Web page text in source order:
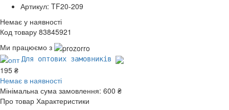
Артикул: TF20-209
Немає у наявності
Код товару 83845921
Ми працюємо з
Для оптових замовників
195 ₴
Немає в наявності
Мінімальна сума замовлення: 600 ₴
Про товар Характеристики